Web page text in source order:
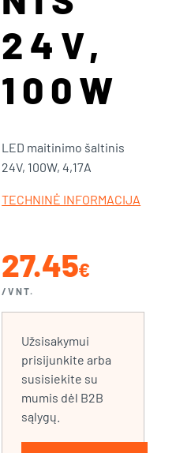
24V,
100W
LED maitinimo šaltinis
24V, 100W, 4,17A
TECHNINĖ INFORMACIJA
27.45€
/VNT.
Užsisakymui
prisijunkite arba
susisiekite su
mumis dėl B2B
sąlygų.